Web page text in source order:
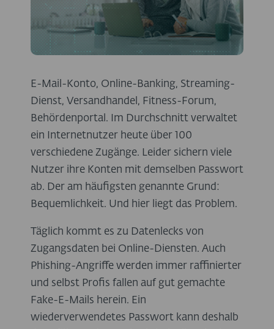
E-Mail-Konto, Online-Banking, Streaming-
Dienst, Versandhandel, Fitness-Forum,
Behördenportal. Im Durchschnitt verwaltet
ein Internetnutzer heute über 100
verschiedene Zugänge. Leider sichern viele
Nutzer ihre Konten mit demselben Passwort
ab. Der am häufigsten genannte Grund:
Bequemlichkeit. Und hier liegt das Problem.
Täglich kommt es zu Datenlecks von
Zugangsdaten bei Online-Diensten. Auch
Phishing-Angriffe werden immer raffinierter
und selbst Profis fallen auf gut gemachte
Fake-E-Mails herein. Ein
wiederverwendetes Passwort kann deshalb